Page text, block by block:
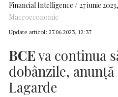
Financial Intelligence 27 iunie
Macroeconomie
Update articol: 27.06.2023, 12:37
BCEva continua
dobânzile,
Lagarde